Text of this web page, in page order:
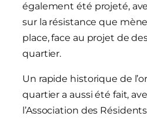
également été projeté,
sur la résistance que
place, face au projet de
quartier.
Un rapide historique de
quartier a aussi été fait,
l’Association des